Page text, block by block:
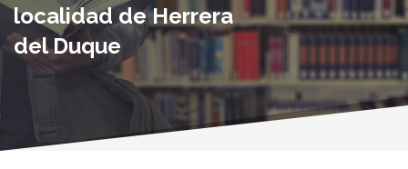
localidad de Herrera
del Duque